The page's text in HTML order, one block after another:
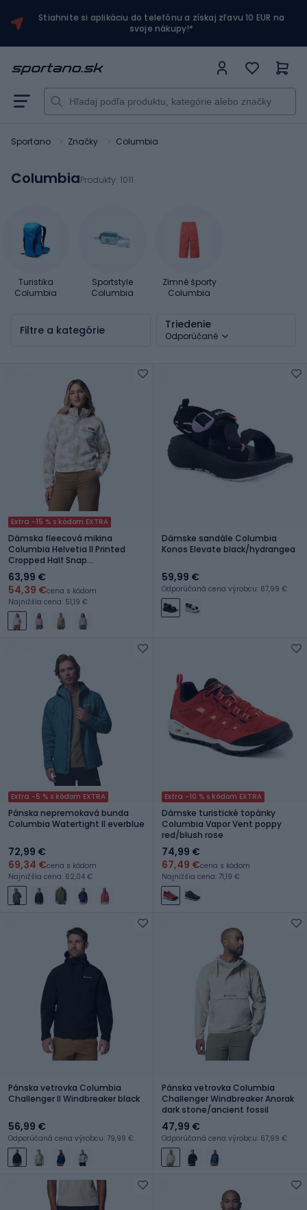
Stiahnite si aplikáciu do telefónu a získaj zľavu 10 EUR na
svoje nákupy!*
Sportano Značky Columbia
ColumbiaProdukty: 1011
Turistika
Columbia
Sportstyle
Columbia
Zimné športy
Columbia
Filtre a kategórie Triedenie
Odporúčané
Extra -15 % s kódom EXTRA
Dámska fleecová mikina
Columbia Helvetia II Printed
Cropped Half Snap
seasalt/sprayflower
63,99 €
54,39 €cena s kódom
Najnižšia cena: 51,19 €
Dámske sandále Columbia
Konos Elevate black/hydrangea
59,99 €
Odporúčaná cena výrobcu: 67,99 €
Extra -5 % s kódom EXTRA
Pánska nepremokavá bunda
Columbia Watertight II everblue
72,99 €
69,34 €cena s kódom
Najnižšia cena: 62,04 €
Extra -10 % s kódom EXTRA
Dámske turistické topánky
Columbia Vapor Vent poppy
red/blush rose
74,99 €
67,49 €cena s kódom
Najnižšia cena: 71,19 €
Pánska vetrovka Columbia
Challenger II Windbreaker black
56,99 €
Odporúčaná cena výrobcu: 79,99 €
Pánska vetrovka Columbia
Challenger Windbreaker Anorak
dark stone/ancient fossil
47,99 €
Odporúčaná cena výrobcu: 67,99 €